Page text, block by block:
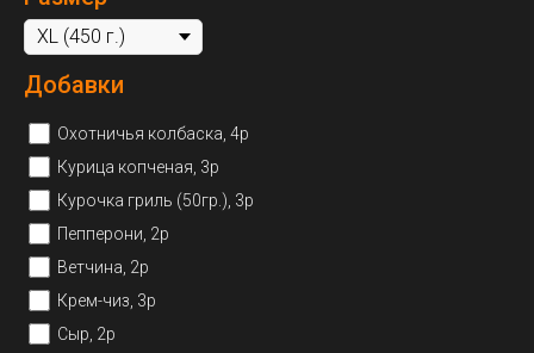
Добавки
Охотничья колбаска, 4р
Курица копченая, 3р
Курочка гриль (50гр.), 3р
Пепперони, 2р
Ветчина, 2р
Крем-чиз, 3р
Сыр, 2р